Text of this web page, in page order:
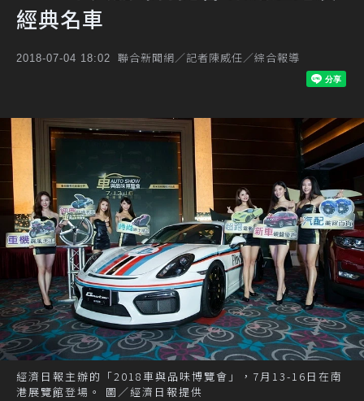
經典名車
2018-07-04 18:02 聯合新聞網／記者陳威任／綜合報導
經濟日報主辦的「2018車與品味博覽會」，7月13-16日在南
港展覽館登場。 圖／經濟日報提供